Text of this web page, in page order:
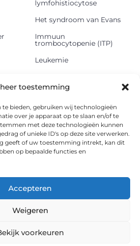
toestemming
te bieden, gebruiken wij technologieën
over je apparaat op te slaan en/of te
met deze technologieën kunnen
of unieke ID's op deze site verwerken.
geeft of uw toestemming intrekt, kan dit
op bepaalde functies en
Accepteren
Weigeren
voorkeuren
lymfohistiocytose
Het syndroom van Evans
Immuun
trombocytopenie (ITP)
Leukemie
Lymfeklierkanker
Methemoglobinemie
Myelodysplastisch
syndroom
Onbegrepen
pancytopenie
Ziekte van Von Willebrand